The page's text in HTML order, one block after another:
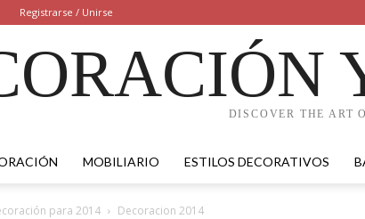
Registrarse / Unirse
DISCOVER THE ART
MOBILIARIO ESTILOS DECORATIVOS
para 2014 Decoracion 2014